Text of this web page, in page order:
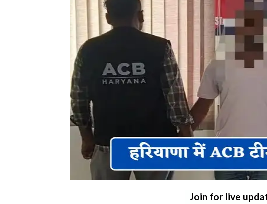
Join for live